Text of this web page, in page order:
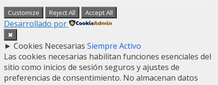
Customize Reject All Accept All
Desarrollado por
✖
► Cookies Necesarias Siempre Activo
Las cookies necesarias habilitan funciones esenciales del
sitio como inicios de sesión seguros y ajustes de
preferencias de consentimiento. No almacenan datos